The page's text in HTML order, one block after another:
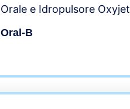
Orale e Idropulsore Oxyjet
Oral-B